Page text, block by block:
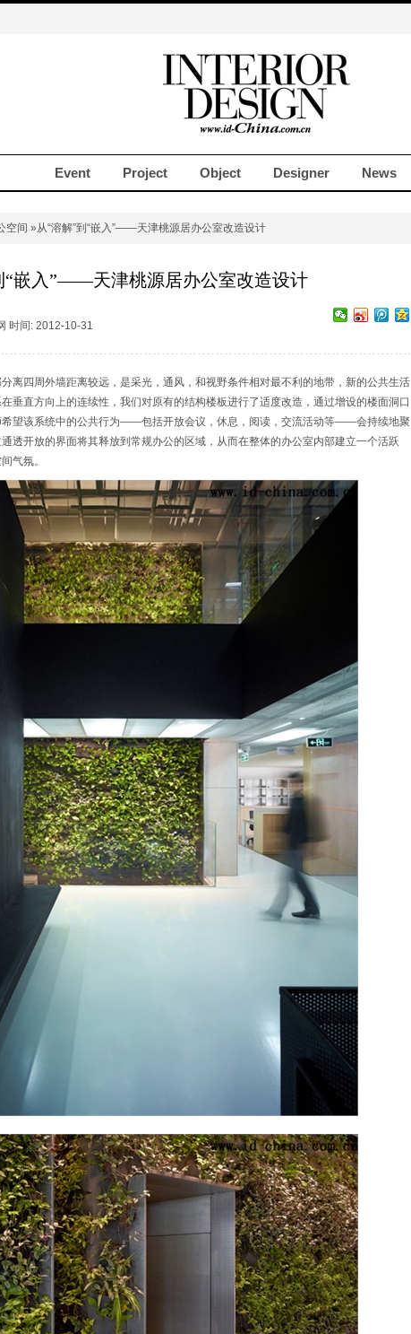
Event Project Object Designer News
空间 »从“溶解”到“嵌入”——天津桃源居办公室改造设计
“嵌入”——天津桃源居办公室改造设计
时间: 2012-10-31
四周外墙距离较远，是采光，通风，和视野条件相对最不利的地带，新的公共生活
垂直方向上的连续性，我们对原有的结构楼板进行了适度改造，通过增设的楼面洞口
希望该系统中的公共行为——包括开放会议，休息，阅读，交流活动等——会持续地聚
透开放的界面将其释放到常规办公的区域，从而在整体的办公室内部建立一个活跃
气氛。